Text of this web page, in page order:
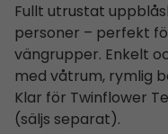
Fullt utrustat
personer – perfekt
vängrupper. Enkelt
med våtrum, rymlig
Klar för Twinflower
(säljs separat).